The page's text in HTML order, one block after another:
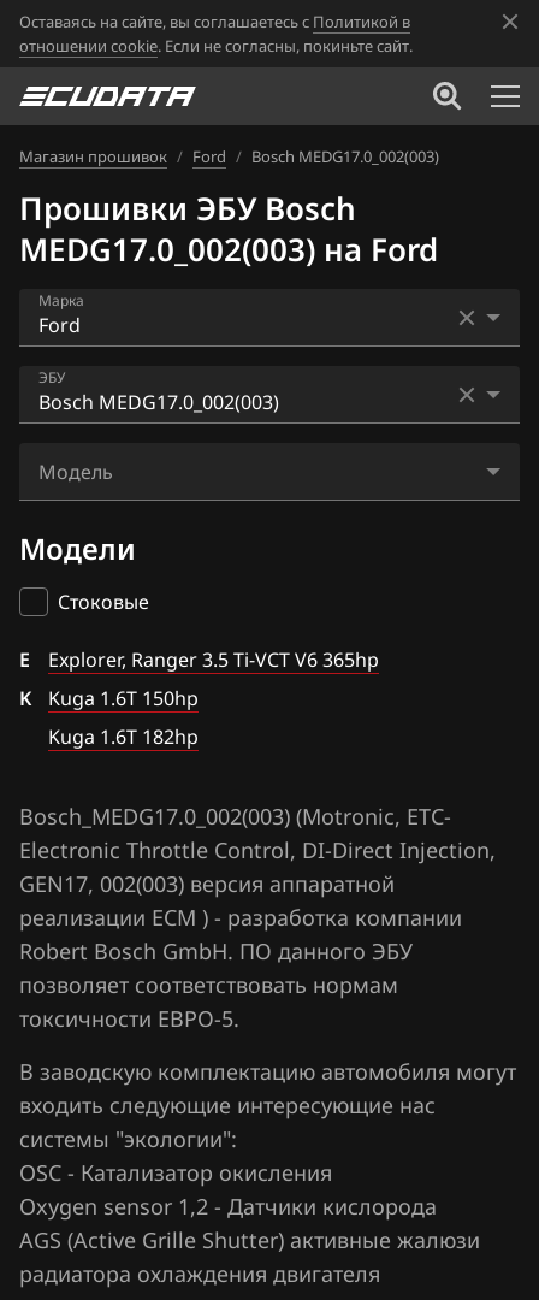
Оставаясь на сайте, вы соглашаетесь с Политикой в
отношении cookie. Если не согласны, покиньте сайт.
Магазин прошивок / Ford / Bosch MEDG17.0_002(003)
Прошивки ЭБУ Bosch
MEDG17.0_002(003) на Ford
Марка
Acura
Alfa Romeo
ATLAS
BAIC
BAW
Bentley
BMW
Brilliance
BYD
Cadillac
Changan
Chenglong
Chery
Citroen
Dacia
Daewoo
DAF
ЭБУ
Bosch M17.8.5
Bosch ME9.0(C)
Bosch MED17.2
Bosch MEDG17.0_001
Bosch MEDG17.0_002(003)
Bosch MEDG17.0_606
Bosch MEDG17.0_707
Bosch MEG9.8.1
Bosch MG1CS015
Bosch MG1CS016
Bosch MG1CS017
Bosch MG1CS018
Bosch MG1CS019
Bosch MG1US008
Marelli IAW7GFR
Модель
Kuga 1.6T 150hp
Kuga 1.6T 182hp
Модели
Стоковые
E
Explorer, Ranger 3.5 Ti-VCT V6 365hp
K
Kuga 1.6T 150hp
Kuga 1.6T 182hp
Bosch_MEDG17.0_002(003) (Motronic, ETC-
Electronic Throttle Control, DI-Direct Injection,
GEN17, 002(003) версия аппаратной
реализации ECM ) - разработка компании
Robert Bosch GmbH. ПО данного ЭБУ
позволяет соответствовать нормам
токсичности ЕВРО-5.
В заводскую комплектацию автомобиля могут
входить следующие интересующие нас
системы "экологии":
OSC - Катализатор окисления
Oxygen sensor 1,2 - Датчики кислорода
AGS (Active Grille Shutter) активные жалюзи
радиатора охлаждения двигателя